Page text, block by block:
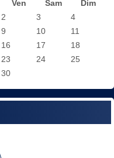
Ven Sam
Dim
2 3
4
9 10
11
16 17
18
23 24
25
30